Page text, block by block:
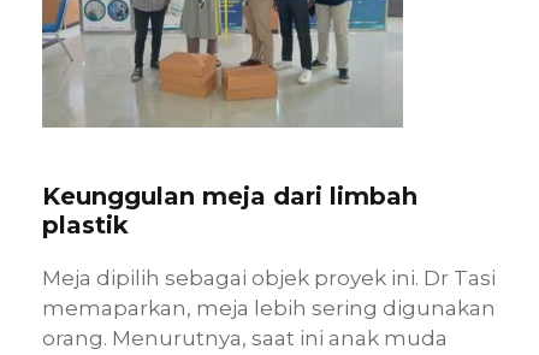
Keunggulan meja dari limbah
plastik
Meja dipilih sebagai objek proyek ini. Dr Tasi
memaparkan, meja lebih sering digunakan
orang. Menurutnya, saat ini anak muda